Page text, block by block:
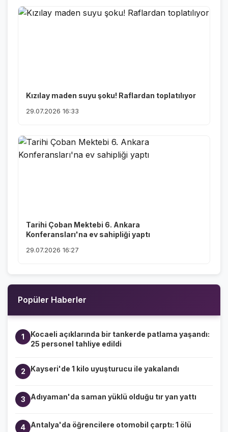
Kızılay maden suyu şoku! Raflardan toplatılıyor
29.07.2026 16:33
Tarihi Çoban Mektebi 6. Ankara
Konferansları'na ev sahipliği yaptı
29.07.2026 16:27
Popüler Haberler
1
Kocaeli açıklarında bir tankerde patlama yaşandı:
25 personel tahliye edildi
2 Kayseri'de 1 kilo uyuşturucu ile yakalandı
3 Adıyaman'da saman yüklü olduğu tır yan yattı
4 Antalya'da öğrencilere otomobil çarptı: 1 ölü